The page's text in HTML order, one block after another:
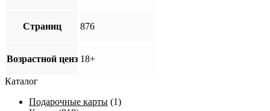
Страниц 876
Возрастной ценз 18+
Каталог
Подарочные карты (1)